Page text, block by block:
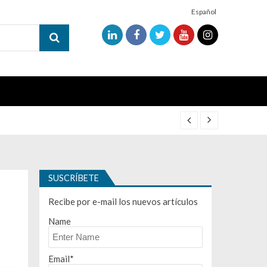
Español
SUSCRÍBETE
Recibe por e-mail los nuevos artículos
Name
Email*